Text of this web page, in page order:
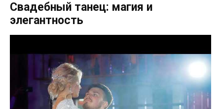
Свадебный танец: магия и
элегантность